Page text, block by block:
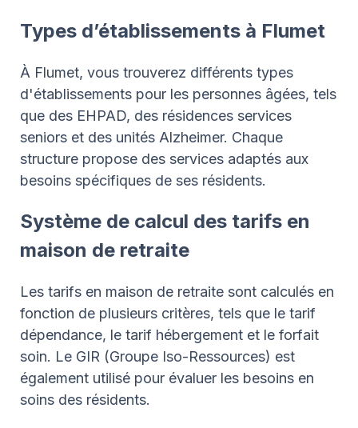
Types d’établissements à Flumet
À Flumet, vous trouverez différents types
d'établissements pour les personnes âgées, tels
que des EHPAD, des résidences services
seniors et des unités Alzheimer. Chaque
structure propose des services adaptés aux
besoins spécifiques de ses résidents.
Système de calcul des tarifs en
maison de retraite
Les tarifs en maison de retraite sont calculés en
fonction de plusieurs critères, tels que le tarif
dépendance, le tarif hébergement et le forfait
soin. Le GIR (Groupe Iso-Ressources) est
également utilisé pour évaluer les besoins en
soins des résidents.